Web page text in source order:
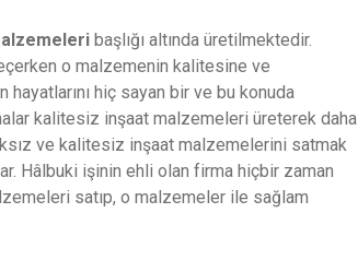
başlığı altında üretilmektedir.
o malzemenin kalitesine ve
hiç sayan bir ve bu konuda
kalitesiz inşaat malzemeleri üreterek daha
ve kalitesiz inşaat malzemelerini satmak
Hâlbuki işinin ehli olan firma hiçbir zaman
satıp, o malzemeler ile sağlam